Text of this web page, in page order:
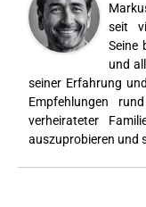
seit
Seine
und
seiner Erfahrung
Empfehlungen
verheirateter
auszuprobieren und